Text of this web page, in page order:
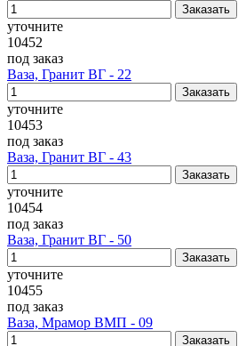
уточните
10452
под заказ
Ваза, Гранит ВГ - 22
уточните
10453
под заказ
Ваза, Гранит ВГ - 43
уточните
10454
под заказ
Ваза, Гранит ВГ - 50
уточните
10455
под заказ
Ваза, Мрамор ВМП - 09